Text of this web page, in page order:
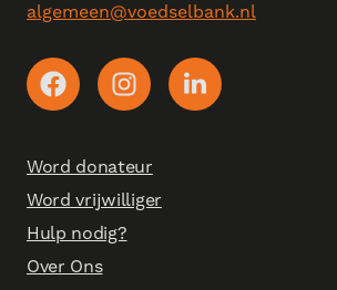
algemeen@voedselbank.nl
Word donateur
Word vrijwilliger
Hulp nodig?
Over Ons